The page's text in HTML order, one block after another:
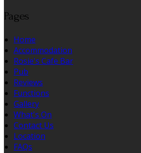
Pages
Home
Accommodation
Rosie's Cafe Bar
Pub
Reviews
Functions
Gallery
What's On
Contact Us
Location
FAQs